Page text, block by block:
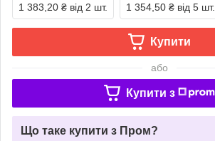
1 383,20 ₴ від 2 шт. 1 354,50 ₴ від 5 шт.
Купити
або
Купити з
Що таке купити з Пром?